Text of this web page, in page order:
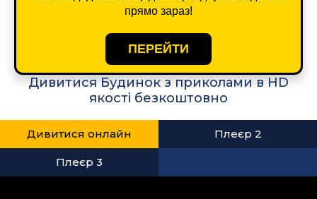
прямо зараз!
ПЕРЕЙТИ
Дивитися Будинок з приколами в HD
якості безкоштовно
Дивитися онлайн Плеєр 2
Плеєр 3